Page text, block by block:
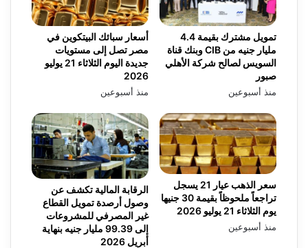
أسعار سبائك البيتكوين في
مصر تصل إلى مستويات
جديدة اليوم الثلاثاء 21 يوليو
2026
منذ أسبوعين
تمويل مشترك بقيمة 4.4
مليار جنيه من CIB وبنك قناة
السويس لصالح شركة الأهلي
صبور
منذ أسبوعين
الرقابة المالية تكشف عن
وصول أرصدة تمويل القطاع
غير المصرفي للمشروعات
إلى 99.39 مليار جنيه بنهاية
أبريل 2026
سعر الذهب عيار 21 يسجل
تراجعاً ملحوظاً بقيمة 30 جنيها
يوم الثلاثاء 21 يوليو 2026
منذ أسبوعين